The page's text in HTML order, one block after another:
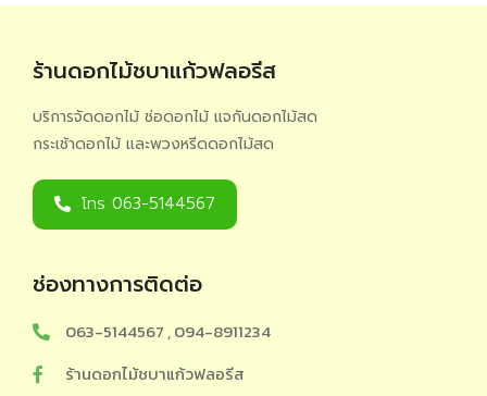
ร้านดอกไม้ชบาแก้วฟลอรีส
บริการจัดดอกไม้ ช่อดอกไม้ แจกันดอกไม้สด
กระเช้าดอกไม้ และพวงหรีดดอกไม้สด
โทร 063-5144567
ช่องทางการติดต่อ
063-5144567 , 094-8911234
ร้านดอกไม้ชบาแก้วฟลอรีส